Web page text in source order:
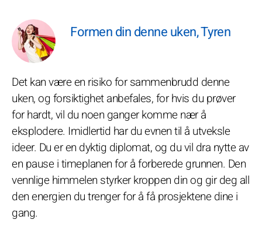
Formen din denne uken, Tyren
Det kan være en risiko for sammenbrudd denne
uken, og forsiktighet anbefales, for hvis du prøver
for hardt, vil du noen ganger komme nær å
eksplodere. Imidlertid har du evnen til å utveksle
ideer. Du er en dyktig diplomat, og du vil dra nytte av
en pause i timeplanen for å forberede grunnen. Den
vennlige himmelen styrker kroppen din og gir deg all
den energien du trenger for å få prosjektene dine i
gang.